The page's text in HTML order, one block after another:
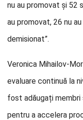
nu au promovat și 52
au promovat, 26 nu
demisionat”.
Veronica Mihailov-
evaluare continuă la
fost adăugați membri
pentru a accelera